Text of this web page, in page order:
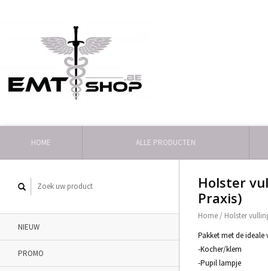
HOME ALLE PRODUCTEN
NIEUW
PROMO
Holster
Praxis)
Home / Holster
Pakket met de
-Kocher/klem
-Pupil lampje